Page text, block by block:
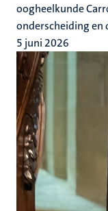
oogheelkunde
onderscheiding en
5 juni 2026